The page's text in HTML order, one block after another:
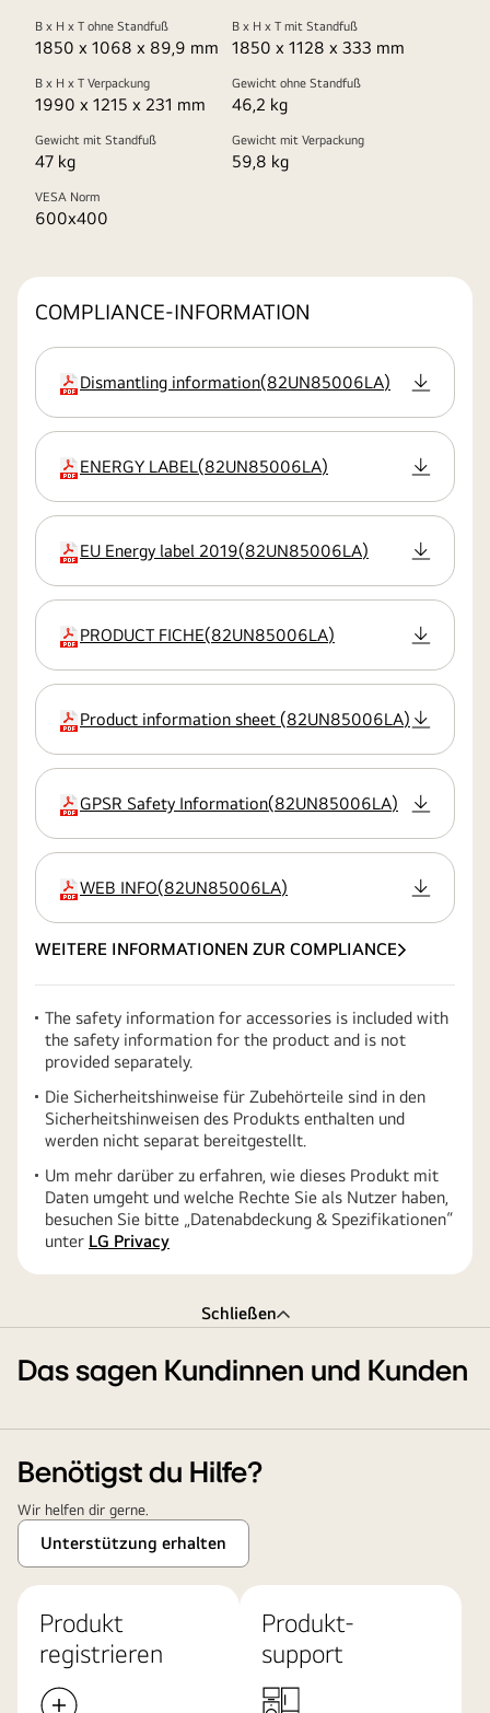
B x H x T ohne Standfuß
1850 x 1068 x 89,9 mm
B x H x T mit Standfuß
1850 x 1128 x 333 mm
B x H x T Verpackung
1990 x 1215 x 231 mm
Gewicht ohne Standfuß
46,2 kg
Gewicht mit Standfuß
47 kg
Gewicht mit Verpackung
59,8 kg
VESA Norm
600x400
COMPLIANCE-INFORMATION
Erweiterung
Dismantling information(82UN85006LA)
Erweiterung
ENERGY LABEL(82UN85006LA)
Erweiterung
EU Energy label 2019(82UN85006LA)
Erweiterung
PRODUCT FICHE(82UN85006LA)
Erweiterung
Product information sheet (82UN85006LA)
Erweiterung
GPSR Safety Information(82UN85006LA)
Erweiterung
WEB INFO(82UN85006LA)
WEITERE INFORMATIONEN ZUR COMPLIANCE
The safety information for accessories is included with
the safety information for the product and is not
provided separately.
Die Sicherheitshinweise für Zubehörteile sind in den
Sicherheitshinweisen des Produkts enthalten und
werden nicht separat bereitgestellt.
Um mehr darüber zu erfahren, wie dieses Produkt mit
Daten umgeht und welche Rechte Sie als Nutzer haben,
besuchen Sie bitte „Datenabdeckung & Spezifikationen“
unter LG Privacy
Schließen
Das sagen Kundinnen und Kunden
Benötigst du Hilfe?
Wir helfen dir gerne.
Unterstützung erhalten
Produkt
registrieren
Produkt-
support